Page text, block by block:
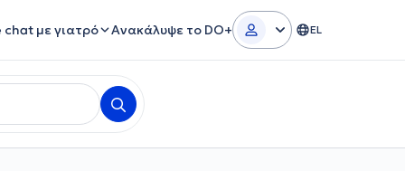
chat με γιατρό Ανακάλυψε το DO+ EL